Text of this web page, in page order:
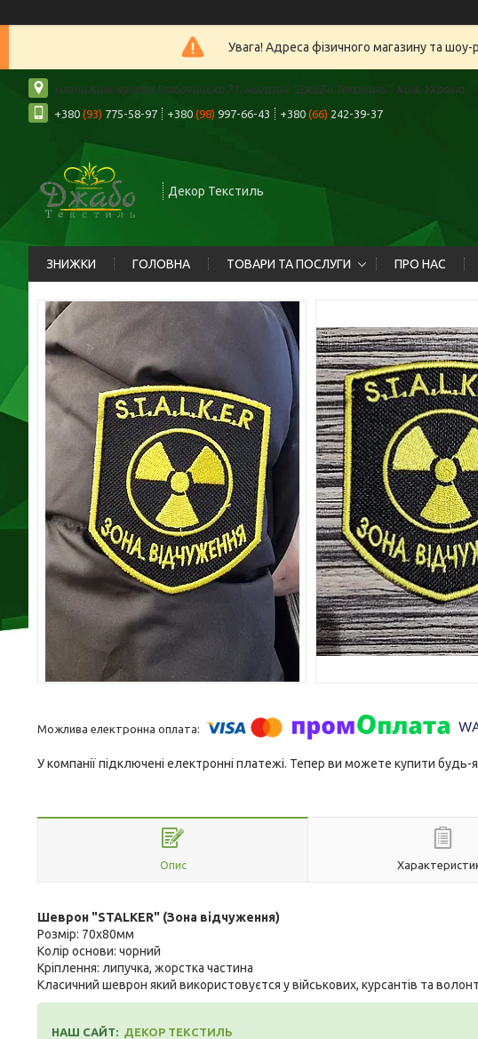
Увага! Адреса фізичного магазину та
місто Київ, вулиця Глибочицька 71, магазин "ДжаБо Текстиль", Київ, Україна
+380 (93) 775-58-97 +380 (98) 997-66-43 +380 (66) 242-39-37
Декор Текстиль
ЗНИЖКИ ГОЛОВНА ТОВАРИ ТА ПОСЛУГИ ПРО НАС
У компанії підключені електронні платежі. Тепер ви можете купити
Опис
Шеврон "STALKER" (Зона відчуження)
Розмір: 70х80мм
Колір основи: чорний
Кріплення: липучка, жорстка частина
Класичний шеврон який використовуєтся у військових, курсантів та
НАШ САЙТ: ДЕКОР ТЕКСТИЛЬ